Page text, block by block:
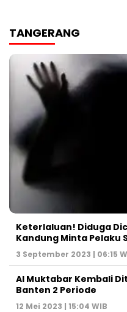
TANGERANG
Keterlaluan! Diduga
Kandung Minta Pelaku
3 September 2023 | 06:15
Al Muktabar Kembali
Banten 2 Periode
12 Mei 2023 | 15:04 WIB